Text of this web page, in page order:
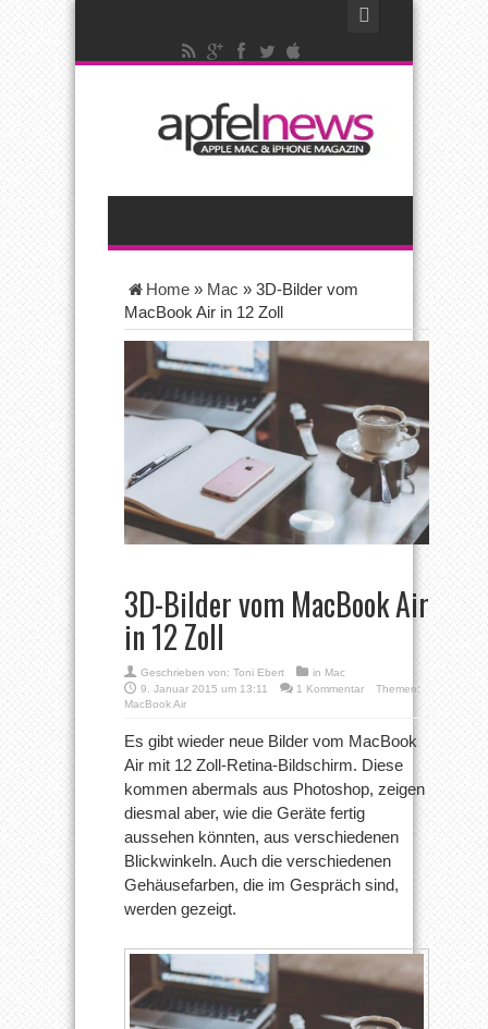
Home » Mac » 3D-Bilder vom
MacBook Air in 12 Zoll
3D-Bilder vom MacBook Air
in 12 Zoll
Geschrieben von: Toni Ebert in Mac
9. Januar 2015 um 13:11
1 Kommentar
Themen:
MacBook Air
Es gibt wieder neue Bilder vom MacBook
Air mit 12 Zoll-Retina-Bildschirm. Diese
kommen abermals aus Photoshop, zeigen
diesmal aber, wie die Geräte fertig
aussehen könnten, aus verschiedenen
Blickwinkeln. Auch die verschiedenen
Gehäusefarben, die im Gespräch sind,
werden gezeigt.